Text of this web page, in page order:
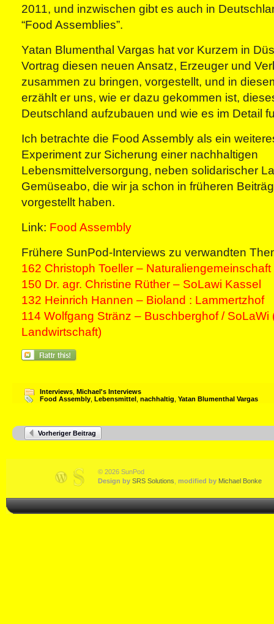
2011, und inzwischen gibt es auch in
“Food Assemblies”.
Yatan Blumenthal Vargas hat vor Kurzem in
Vortrag diesen neuen Ansatz, Erzeuger und
zusammen zu bringen, vorgestellt, und in
erzählt er uns, wie er dazu gekommen ist,
Deutschland aufzubauen und wie es im Detail
Ich betrachte die Food Assembly als ein
Experiment zur Sicherung einer nachhaltigen
Lebensmittelversorgung, neben solidarischer
Gemüseabo, die wir ja schon in früheren
vorgestellt haben.
Link: Food Assembly
Frühere SunPod-Interviews zu verwandten
162 Christoph Toeller –
150 Dr. agr. Christine Rüther – SoLawi Kassel
132 Heinrich Hannen – Bioland : Lammertzhof
114 Wolfgang Stränz – Buschberghof / SoLaWi
Landwirtschaft)
Interviews Michael's Interviews
Food Assembly Lebensmittel nachhaltig Yatan Blumenthal Vargas
Vorheriger Beitrag
© 2026 SunPod
Design by SRS Solutions modified by Michael Bonke